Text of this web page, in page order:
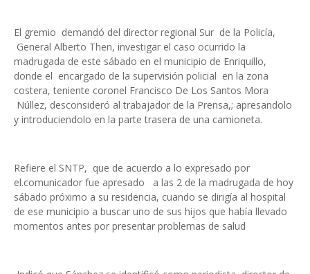
El gremio demandó del director regional Sur de la Policía,
General Alberto Then, investigar el caso ocurrido la
madrugada de este sábado en el municipio de Enriquillo,
donde el encargado de la supervisión policial en la zona
costera, teniente coronel Francisco De Los Santos Mora
Núllez, desconsideró al trabajador de la Prensa,; apresandolo
y introduciendolo en la parte trasera de una camioneta.
Refiere el SNTP, que de acuerdo a lo expresado por
el.comunicador fue apresado a las 2 de la madrugada de hoy
sábado próximo a su residencia, cuando se dirigía al hospital
de ese municipio a buscar uno de sus hijos que había llevado
momentos antes por presentar problemas de salud